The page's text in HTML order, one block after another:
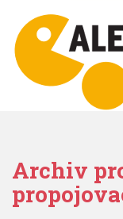
Archiv